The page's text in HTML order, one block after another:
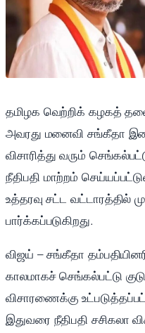
தமிழக வெற்றிக் கழகத்
அவரது மனைவி சங்கீதா
விசாரித்து வரும்
நீதிபதி மாற்றம்
உத்தரவு சட்ட வட்டாரத்தில்
பார்க்கப்படுகிறது.
விஜய் – சங்கீதா
காலமாகச் செங்கல்பட்டு
விசாரணைக்கு
இதுவரை நீதிபதி சசிகலா